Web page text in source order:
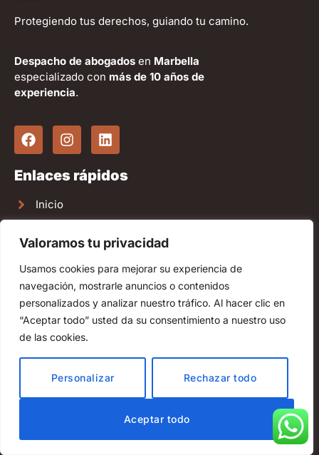
Valoramos tu privacidad
Usamos cookies para mejorar su experiencia de
navegación, mostrarle anuncios o contenidos
personalizados y analizar nuestro tráfico. Al hacer clic en
“Aceptar todo” usted da su consentimiento a nuestro uso
de las cookies.
Personalizar Rechazar todo
Aceptar todo
Protegiendo tus derechos, guiando tu camino.
Despacho de abogados en Marbella
especializado con más de 10 años de
experiencia.
Enlaces rápidos
Inicio
Contacto
Abogados en Estepona
Abogados en Fuengirola
Abogados en Sotogrande
Property Lawyers Marbella
Immigration lawyers in Marbella